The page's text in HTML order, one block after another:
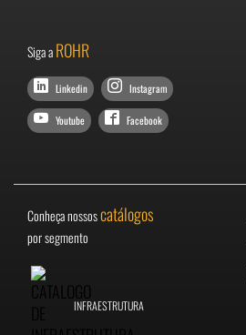
Siga aROHR
Linkedin Instagram
Youtube Facebook
Conheça nossoscatálogos
por segmento
INFRAESTRUTURA